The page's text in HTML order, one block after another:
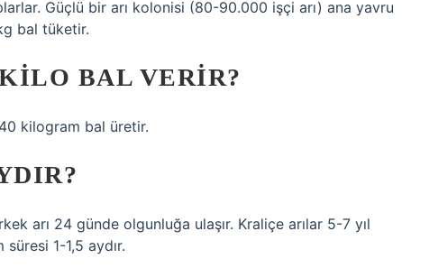
Güçlü bir arı kolonisi (80-90.000 işçi arı) ana yavru
bal tüketir.
BAL VERIR?
kilogram bal üretir.
arı 24 günde olgunluğa ulaşır. Kraliçe arılar 5-7 yıl
1-1,5 aydır.